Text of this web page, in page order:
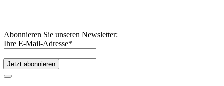
Abonnieren Sie unseren Newsletter:
Ihre E-Mail-Adresse*
Jetzt abonnieren